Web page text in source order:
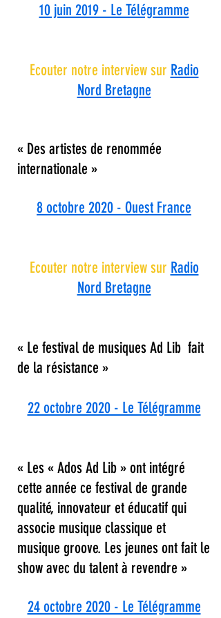
10 juin 2019 - Le Télégramme
Ecouter notre interview sur Radio
Nord Bretagne
« Des artistes de renommée
internationale »
8 octobre 2020 - Ouest France
Ecouter notre interview sur Radio
Nord Bretagne
« Le festival de musiques Ad Lib fait
de la résistance »
22 octobre 2020 - Le Télégramme
« Les « Ados Ad Lib » ont intégré
cette année ce festival de grande
qualité, innovateur et éducatif qui
associe musique classique et
musique groove. Les jeunes ont fait le
show avec du talent à revendre »
24 octobre 2020 - Le Télégramme